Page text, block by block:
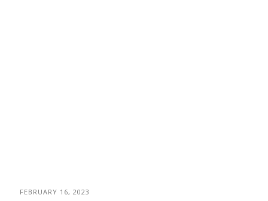
FEBRUARY 16, 2023